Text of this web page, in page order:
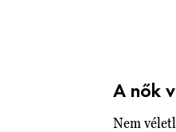
A nők
Nem